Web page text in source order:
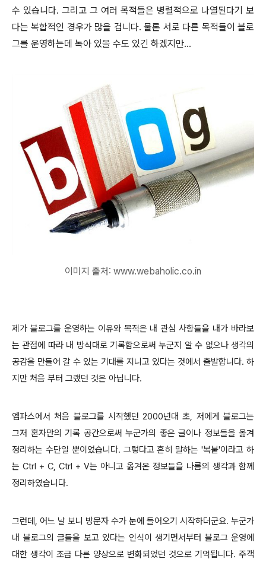
수 있습니다. 그리고 그 여러 목적들은 병렬적으로 나열된다기 보
다는 복합적인 경우가 많을 겁니다. 물론 서로 다른 목적들이 블로
그를 운영하는데 녹아 있을 수도 있긴 하겠지만...
이미지 출처: www.webaholic.co.in
제가 블로그를 운영하는 이유와 목적은 내 관심 사항들을 내가 바라보
는 관점에 따라 내 방식대로 기록함으로써 누군지 알 수 없으나 생각의
공감을 만들어 갈 수 있는 기대를 지니고 있다는 것에서 출발합니다. 하
지만 처음 부터 그랬던 것은 아닙니다.
엠파스에서 처음 블로그를 시작했던 2000년대 초, 저에게 블로그는
그저 혼자만의 기록 공간으로써 누군가의 좋은 글이나 정보들을 옮겨
정리하는 수단일 뿐이었습니다. 그렇다고 흔히 말하는 '복붙'이라고 하
는 Ctrl + C, Ctrl + V는 아니고 옮겨온 정보들을 나름의 생각과 함께
정리하였습니다.
그런데, 어느 날 보니 방문자 수가 눈에 들어오기 시작하더군요. 누군가
내 블로그의 글들을 보고 있다는 인식이 생기면서부터 블로그 운영에
대한 생각이 조금 다른 양상으로 변화되었던 것으로 기억됩니다. 주객